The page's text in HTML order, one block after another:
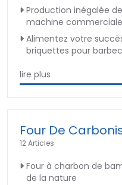
Production inégalée
machine
Alimentez votre
briquettes pour
lire plus
Four De
12 Articles
Four à charbon de
de la nature